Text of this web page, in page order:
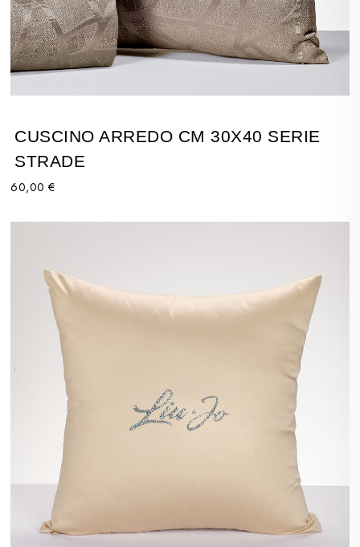
CUSCINO ARREDO CM 30X40 SERIE
STRADE
60,00 €